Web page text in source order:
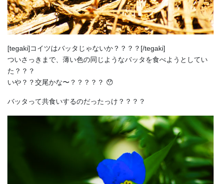
[tegaki]コイツはバッタじゃないか？？？？[/tegaki]
ついさっきまで、薄い色の同じようなバッタを食べようとしてい
た？？？
いや？？交尾かな〜？？？？？ 😯
バッタって共食いするのだったっけ？？？？